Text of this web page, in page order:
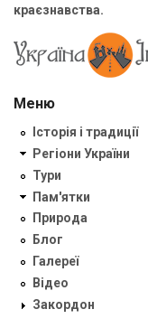
краєзнавства.
Меню
Історія і традиції
Регіони України
Тури
Пам'ятки
Природа
Блог
Галереї
Відео
Закордон